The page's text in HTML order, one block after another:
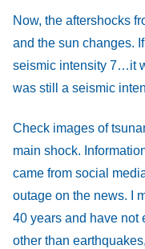
Now, the aftershocks
and the sun changes.
seismic intensity 7…it
was still a seismic
Check images of
main shock.
came from social
outage on the news. I
40 years and have not
other than